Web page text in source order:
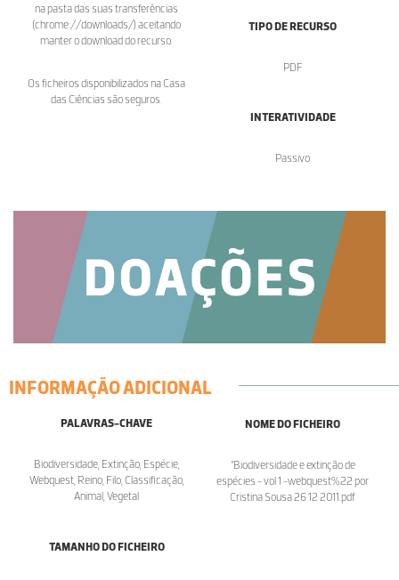
na pasta das suas transferências
(chrome://downloads/) aceitando
manter o download do recurso.
Os ficheiros disponibilizados na Casa
das Ciências são seguros.
TIPO DE RECURSO
PDF
INTERATIVIDADE
Passivo
INFORMAÇÃO ADICIONAL
PALAVRAS-CHAVE
Biodiversidade, Extinção, Espécie,
Webquest, Reino, Filo, Classificação,
Animal, Vegetal
NOME DO FICHEIRO
“Biodiversidade e extinção de
espécies - vol 1 -webquest%22 por
Cristina Sousa 26 12 2011.pdf
TAMANHO DO FICHEIRO